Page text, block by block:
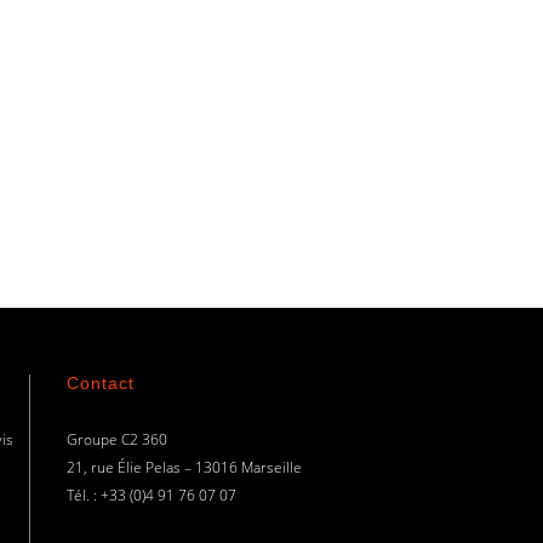
Contact
Groupe C2 360
21, rue Élie Pelas – 13016 Marseille
Tél. : +33 (0)4 91 76 07 07